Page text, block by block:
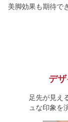
美脚効果も期待で
デ
足先が見え
ュな印象を